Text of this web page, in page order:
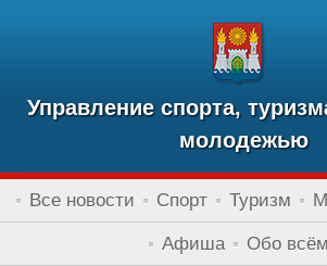
Управление спорта,
молодежью
Все новости Спорт Туризм
Афиша Обо всём